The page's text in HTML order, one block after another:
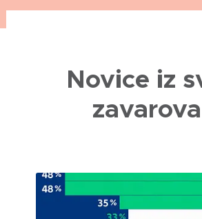
Novice iz